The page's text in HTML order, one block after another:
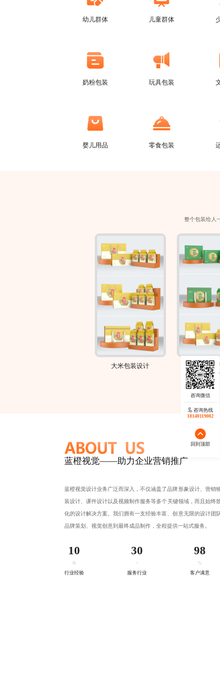
幼儿群体 儿童群体
奶粉包装 玩具包装
婴儿用品 零食包装
整个包装给人
大米包装设计 零售包
蓝橙视觉——助力企业营销推广
蓝橙视觉设计业务广泛而深入，不仅涵盖了品牌形象设计、 营销
装设计、课件设计以及视频制作服务等多个关键领域，而且始终
化的设计解决方案。我们拥有一支经验丰富、创意无限的设计团
品牌策划、视觉创意到最终成品制作，全程提供一站式服务。
10
年
行业经验
30
+
服务行业
98
%
客户满意
咨询热线
18140119082
回到顶部